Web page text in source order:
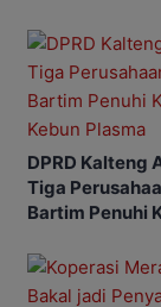
DPRD Kalteng
Tiga
Bartim Penuhi